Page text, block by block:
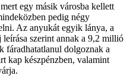
egy másik városba kellett
pedig négy
Az anyukát egyik lánya, a
szerint annak a 9,2 millió
fáradhatatlanul dolgoznak a
kap készpénzben, valamint